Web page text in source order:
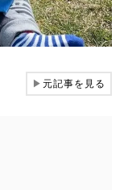
▶元記事を見る